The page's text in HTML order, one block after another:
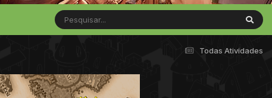
Todas Atividades